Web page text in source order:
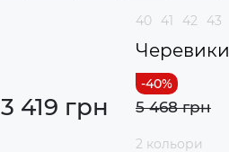
3 419 грн
40 41 42 43
Черевики
5 468 грн
2 кольори